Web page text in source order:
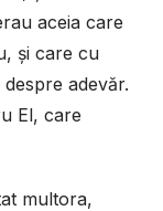
aceia care
și care cu
adevăr.
El, care
multora,